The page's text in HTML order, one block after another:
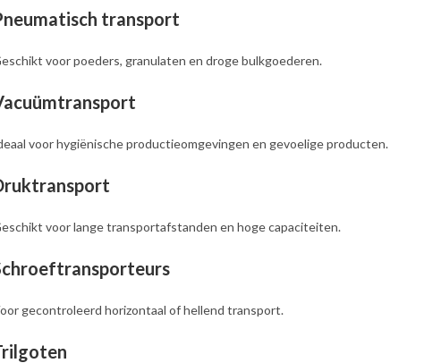
transport
voor poeders, granulaten en droge bulkgoederen.
voor hygiënische productieomgevingen en gevoelige producten.
voor lange transportafstanden en hoge capaciteiten.
gecontroleerd horizontaal of hellend transport.